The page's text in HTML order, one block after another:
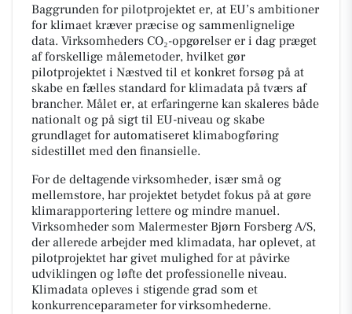
Baggrunden for pilotprojektet er, at EU’s ambitioner
for klimaet kræver præcise og sammenlignelige
data. Virksomheders CO₂-opgørelser er i dag præget
af forskellige målemetoder, hvilket gør
pilotprojektet i Næstved til et konkret forsøg på at
skabe en fælles standard for klimadata på tværs af
brancher. Målet er, at erfaringerne kan skaleres både
nationalt og på sigt til EU-niveau og skabe
grundlaget for automatiseret klimabogføring
sidestillet med den finansielle.
For de deltagende virksomheder, især små og
mellemstore, har projektet betydet fokus på at gøre
klimarapportering lettere og mindre manuel.
Virksomheder som Malermester Bjørn Forsberg A/S,
der allerede arbejder med klimadata, har oplevet, at
pilotprojektet har givet mulighed for at påvirke
udviklingen og løfte det professionelle niveau.
Klimadata opleves i stigende grad som et
konkurrenceparameter for virksomhederne.